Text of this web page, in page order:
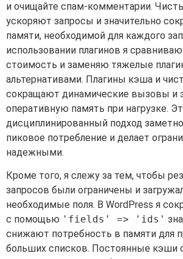
и очищайте спам-комментарии.
ускоряют запросы и значительно
памяти, необходимой для каждого
использовании плагинов я
стоимость и заменяю тяжелые
альтернативами. Плагины кэша и
сокращают динамические вызовы и
оперативную память при нагрузке.
дисциплинированный подход
пиковое потребление и делает
надежными.
Кроме того, я слежу за тем, чтобы
запросов были ограничены и
необходимые поля. В WordPress я
с помощью 'fields' => 'ids'
снижают потребность в памяти для
больших списков. Постоянные кэши